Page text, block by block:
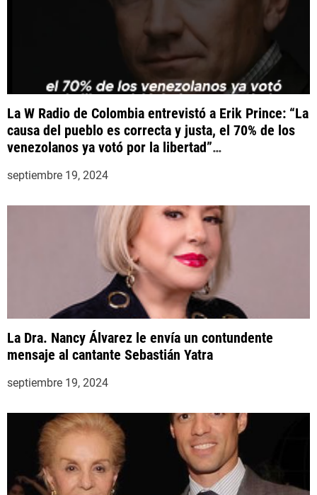
La W Radio de Colombia entrevistó a Erik Prince: “La
causa del pueblo es correcta y justa, el 70% de los
venezolanos ya votó por la libertad”
septiembre 19, 2024
La Dra. Nancy Álvarez le envía un contundente
mensaje al cantante Sebastián Yatra
septiembre 19, 2024